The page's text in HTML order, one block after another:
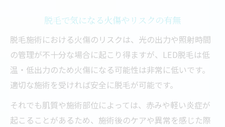
脱毛で気になる火傷やリスクの有無
脱毛施術における火傷のリスクは、光の出力や照射時間
の管理が不十分な場合に起こり得ますが、LED脱毛は低
温・低出力のため火傷になる可能性は非常に低いです。
適切な施術を受ければ安全に脱毛が可能です。
それでも肌質や施術部位によっては、赤みや軽い炎症が
起こることがあるため、施術後のケアや異常を感じた際